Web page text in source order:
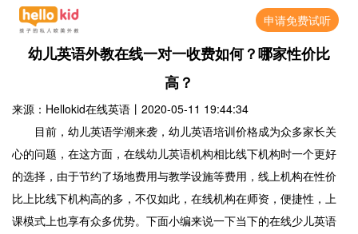
申请免费试听
幼儿英语外教在线一对一收费如何？哪家性价比
高？
来源：Hellokid在线英语 丨 2020-05-11 19:44:34
目前，幼儿英语学潮来袭，幼儿英语培训价格成为众多家长关
心的问题，在这方面，在线幼儿英语机构相比线下机构时一个更好
的选择，由于节约了场地费用与教学设施等费用，线上机构在性价
比上比线下机构高的多，不仅如此，在线机构在师资，便捷性，上
课模式上也享有众多优势。下面小编来说一下当下的在线少儿英语